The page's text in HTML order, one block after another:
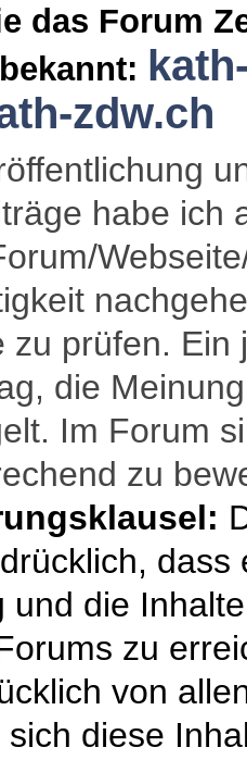
das Forum
zdw.ch
habe ich
zu prüfen.
die
Im Forum
zu
und die
zu
von
diese